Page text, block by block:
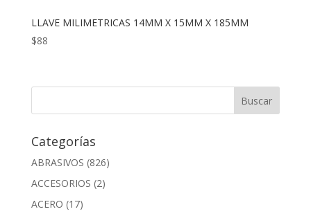
LLAVE MILIMETRICAS 14MM X 15MM X 185MM
$88
Categorías
ABRASIVOS (826)
ACCESORIOS (2)
ACERO (17)